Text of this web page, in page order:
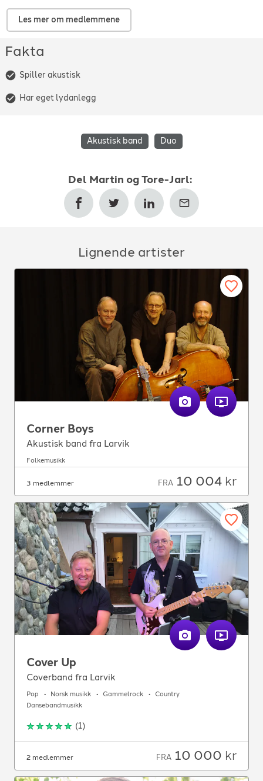
Les mer om medlemmene
Fakta
Spiller akustisk
Har eget lydanlegg
Akustisk band Duo
Del Martin og Tore-Jarl:
Lignende artister
Corner Boys
Akustisk band fra Larvik
Folkemusikk
3 medlemmer FRA 10 004 kr
Cover Up
Coverband fra Larvik
Pop Norsk musikk Gammelrock
Country
Dansebandmusikk
(1)
2 medlemmer FRA 10 000 kr